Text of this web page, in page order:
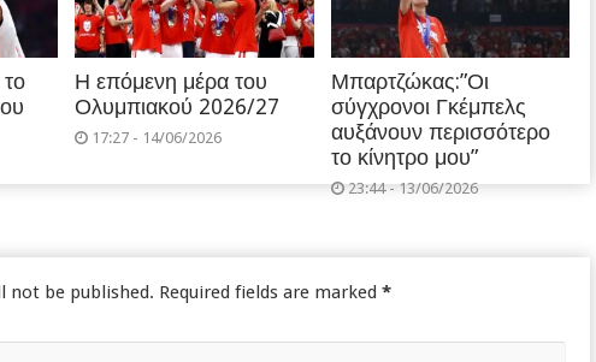
Η επόμενη μέρα του
Ολυμπιακού 2026/27
17:27 - 14/06/2026
Μπαρτζώκας:”Οι
σύγχρονοι Γκέμπελς
αυξάνουν περισσότερο
το κίνητρο μου”
23:44 - 13/06/2026
not be published. Required fields are marked *